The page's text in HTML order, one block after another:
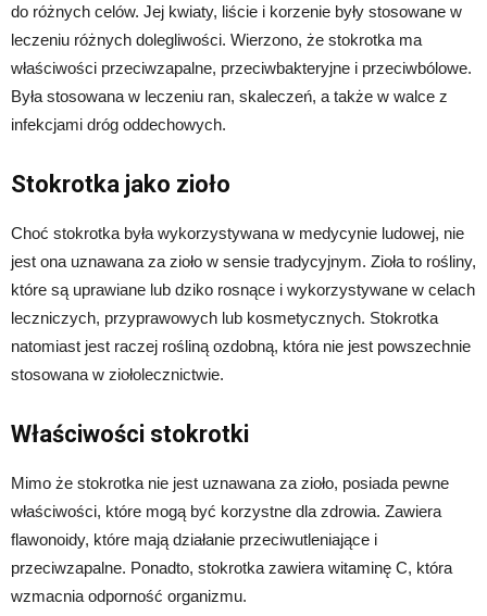
do różnych celów. Jej kwiaty, liście i korzenie były stosowane w
leczeniu różnych dolegliwości. Wierzono, że stokrotka ma
właściwości przeciwzapalne, przeciwbakteryjne i przeciwbólowe.
Była stosowana w leczeniu ran, skaleczeń, a także w walce z
infekcjami dróg oddechowych.
Stokrotka jako zioło
Choć stokrotka była wykorzystywana w medycynie ludowej, nie
jest ona uznawana za zioło w sensie tradycyjnym. Zioła to rośliny,
które są uprawiane lub dziko rosnące i wykorzystywane w celach
leczniczych, przyprawowych lub kosmetycznych. Stokrotka
natomiast jest raczej rośliną ozdobną, która nie jest powszechnie
stosowana w ziołolecznictwie.
Właściwości stokrotki
Mimo że stokrotka nie jest uznawana za zioło, posiada pewne
właściwości, które mogą być korzystne dla zdrowia. Zawiera
flawonoidy, które mają działanie przeciwutleniające i
przeciwzapalne. Ponadto, stokrotka zawiera witaminę C, która
wzmacnia odporność organizmu.